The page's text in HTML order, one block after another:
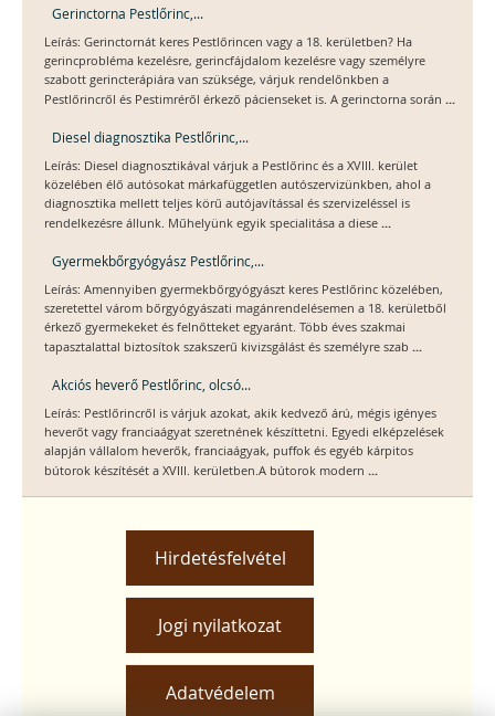
Gerinctorna Pestlőrinc,...
Leírás: Gerinctornát keres Pestlőrincen vagy a 18. kerületben? Ha
gerincprobléma kezelésre, gerincfájdalom kezelésre vagy személyre
szabott gerincterápiára van szüksége, várjuk rendelőnkben a
Pestlőrincről és Pestimréről érkező pácienseket is. A gerinctorna során ...
Diesel diagnosztika Pestlőrinc,...
Leírás: Diesel diagnosztikával várjuk a Pestlőrinc és a XVIII. kerület
közelében élő autósokat márkafüggetlen autószervizünkben, ahol a
diagnosztika mellett teljes körű autójavítással és szervizeléssel is
rendelkezésre állunk. Műhelyünk egyik specialitása a diese ...
Gyermekbőrgyógyász Pestlőrinc,...
Leírás: Amennyiben gyermekbőrgyógyászt keres Pestlőrinc közelében,
szeretettel várom bőrgyógyászati magánrendelésemen a 18. kerületből
érkező gyermekeket és felnőtteket egyaránt. Több éves szakmai
tapasztalattal biztosítok szakszerű kivizsgálást és személyre szab ...
Akciós heverő Pestlőrinc, olcsó...
Leírás: Pestlőrincről is várjuk azokat, akik kedvező árú, mégis igényes
heverőt vagy franciaágyat szeretnének készíttetni. Egyedi elképzelések
alapján vállalom heverők, franciaágyak, puffok és egyéb kárpitos
bútorok készítését a XVIII. kerületben.A bútorok modern ...
Hirdetésfelvétel
Jogi nyilatkozat
Adatvédelem